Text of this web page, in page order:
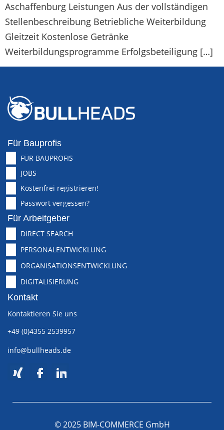
Aschaffenburg Leistungen Aus der vollständigen
Stellenbeschreibung Betriebliche Weiterbildung
Gleitzeit Kostenlose Getränke
Weiterbildungsprogramme Erfolgsbeteiligung […]
Für Bauprofis
FÜR BAUPROFIS
JOBS
Kostenfrei registrieren!
Passwort vergessen?
Für Arbeitgeber
DIRECT SEARCH
PERSONALENTWICKLUNG
ORGANISATIONSENTWICKLUNG
DIGITALISIERUNG
Kontakt
Kontaktieren Sie uns
+49 (0)4355 2539957
info@bullheads.de
© 2025 BIM-COMMERCE GmbH